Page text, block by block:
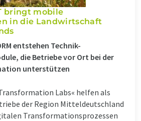
bringt mobile
in die Landwirtschaft
entstehen Technik-
die Betriebe vor Ort bei der
unterstützen
Labs« helfen als
der Region Mitteldeutschland
Transformationsprozessen